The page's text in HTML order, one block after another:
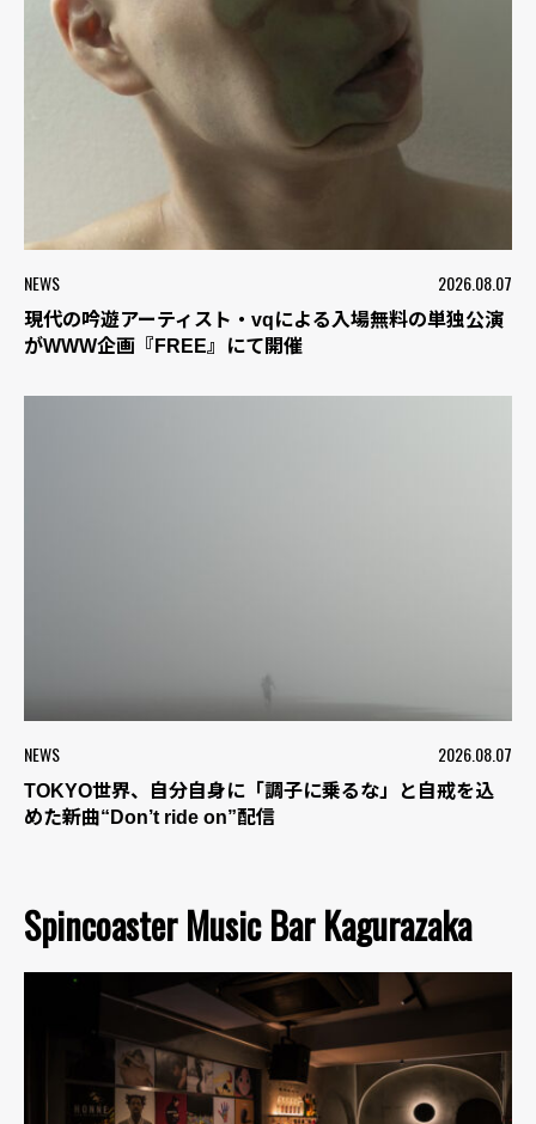
NEWS 2026.08.07
現代の吟遊アーティスト・vqによる入場無料の単独公演
がWWW企画『FREE』にて開催
NEWS 2026.08.07
TOKYO世界、自分自身に「調子に乗るな」と自戒を込
めた新曲“Don’t ride on”配信
Spincoaster Music Bar Kagurazaka